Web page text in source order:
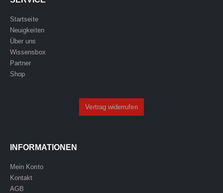
Startseite
Neuigkeiten
Über uns
Wissensbox
Partner
Shop
Vertrag widerrufen
INFORMATIONEN
Mein Konto
Kontakt
AGB